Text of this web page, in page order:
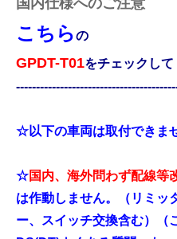
こちらの
GPDT-T01をチェックして
☆以下の車両は取付できま
☆国内、海外問わず配線等
は作動しません。（リミッ
ー、スイッチ交換含む）（